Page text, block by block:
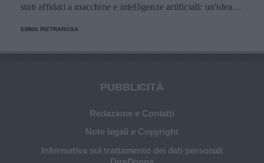
stati affidati a macchine e intelligenze artificiali: un'idea
EMMA PIETRAROSA
PUBBLICITÀ
Redazione e Contatti
Note legali e Copyright
Informativa sul trattamento dei dati personali